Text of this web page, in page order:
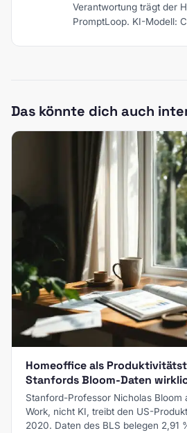
Verantwortung trägt der
PromptLoop. KI-Modell:
Das könnte dich auch
Homeoffice als
Stanfords Bloom-Daten
Stanford-Professor Nicholas Bloom
Work, nicht KI, treibt den US-
2020. Daten des BLS belegen 2,91